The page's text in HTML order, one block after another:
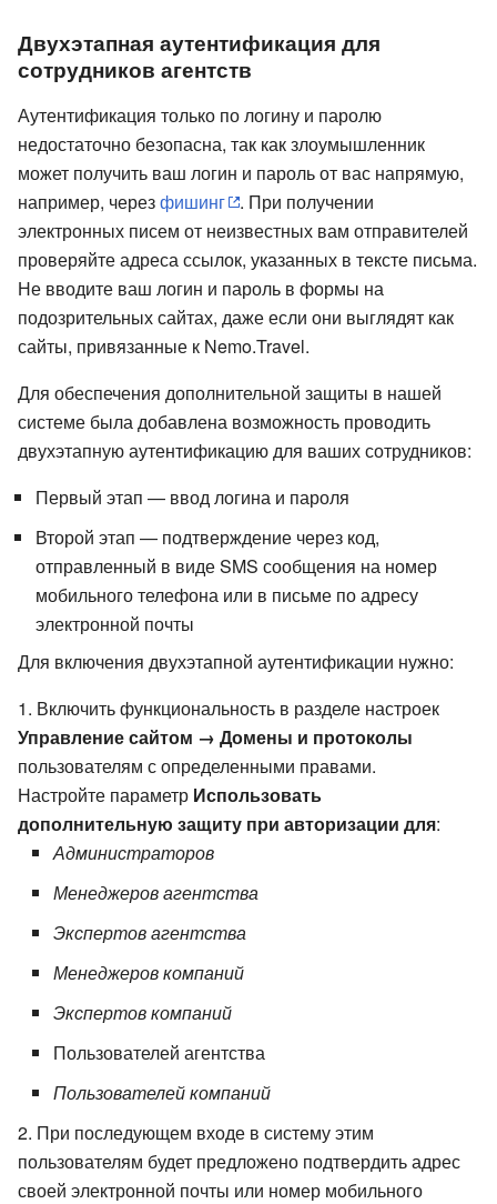
Двухэтапная аутентификация для
сотрудников агентств
Аутентификация только по логину и паролю
недостаточно безопасна, так как злоумышленник
может получить ваш логин и пароль от вас напрямую,
например, черезфишинг
. При получении
электронных писем от неизвестных вам отправителей
проверяйте адреса ссылок, указанных в тексте письма.
Не вводите ваш логин и пароль в формы на
подозрительных сайтах, даже если они выглядят как
сайты, привязанные к Nemo.Travel.
Для обеспечения дополнительной защиты в нашей
системе была добавлена возможность проводить
двухэтапную аутентификацию для ваших сотрудников:
Первый этап — ввод логина и пароля
Второй этап — подтверждение через код,
отправленный в виде SMS сообщения на номер
мобильного телефона или в письме по адресу
электронной почты
Для включения двухэтапной аутентификации нужно:
Включить функциональность в разделе настроек
Управление сайтом → Домены и протоколы
пользователям с определенными правами.
Настройте параметр Использовать
дополнительную защиту при авторизации для:
Администраторов
Менеджеров агентства
Экспертов агентства
Менеджеров компаний
Экспертов компаний
Пользователей агентства
Пользователей компаний
При последующем входе в систему этим
пользователям будет предложено подтвердить адрес
своей электронной почты или номер мобильного